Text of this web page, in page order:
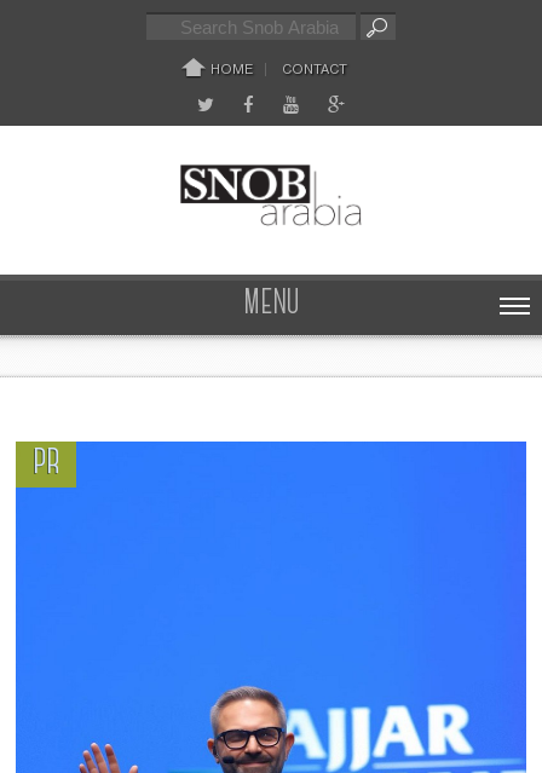
HOME CONTACT
MENU
PR